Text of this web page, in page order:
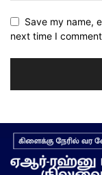
Save my name,
next time I